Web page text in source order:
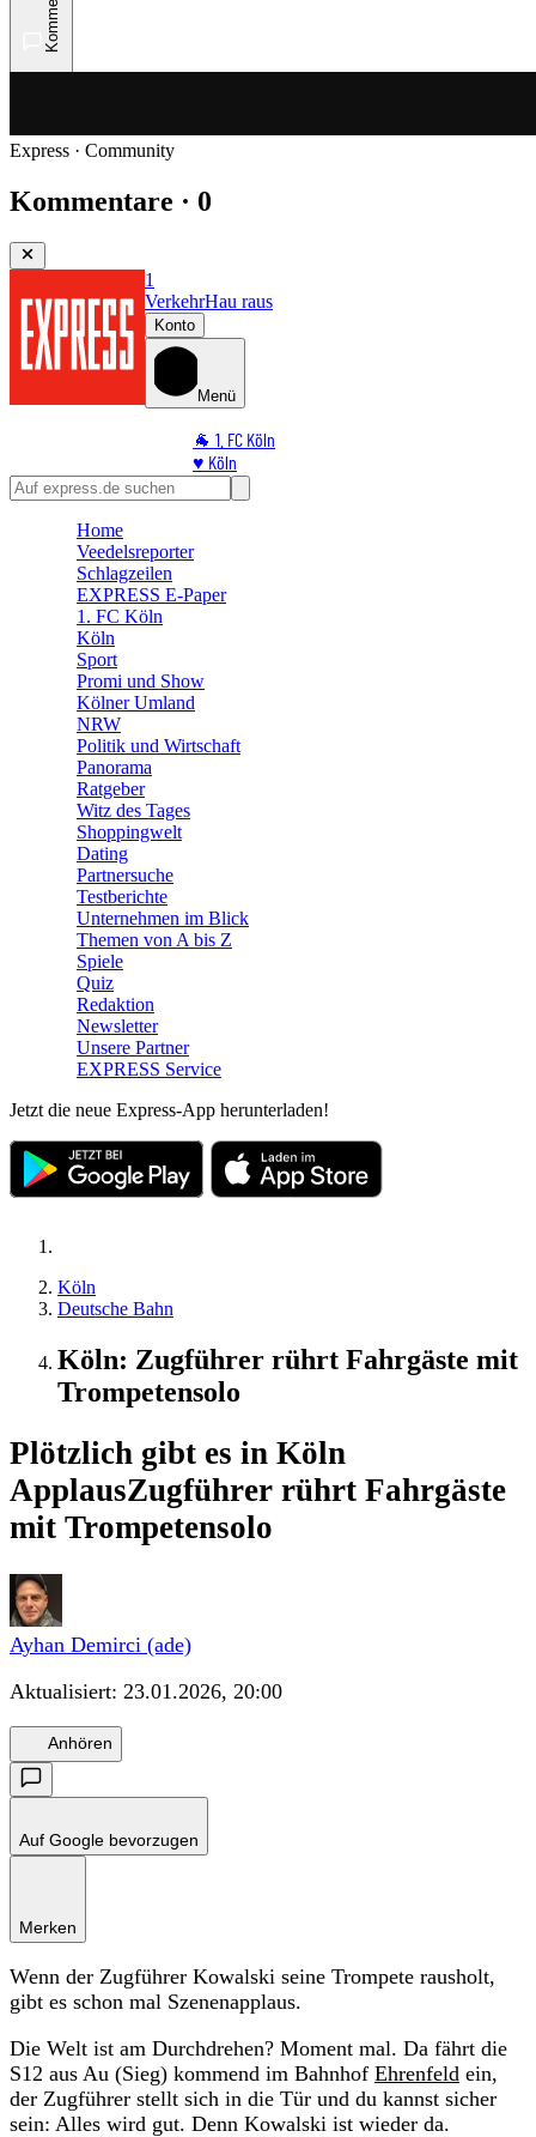
Express · Community
Kommentare · 0
1
VerkehrHau raus
Konto
Menü
🐐 1. FC Köln
♥️ Köln
⭐ Promi
🛒 Shoppingwelt
Home
Veedelsreporter
Schlagzeilen
EXPRESS E-Paper
1. FC Köln
Köln
Sport
Promi und Show
Kölner Umland
NRW
Politik und Wirtschaft
Panorama
Ratgeber
Witz des Tages
Shoppingwelt
Dating
Partnersuche
Testberichte
Unternehmen im Blick
Themen von A bis Z
Spiele
Quiz
Redaktion
Newsletter
Unsere Partner
EXPRESS Service
Jetzt die neue Express-App herunterladen!
Köln
Deutsche Bahn
Köln: Zugführer rührt Fahrgäste mit
Trompetensolo
Plötzlich gibt es in Köln
ApplausZugführer rührt Fahrgäste
mit Trompetensolo
Ayhan Demirci (ade)
Aktualisiert: 23.01.2026, 20:00
Anhören
Auf Google bevorzugen
Merken
Wenn der Zugführer Kowalski seine Trompete rausholt,
gibt es schon mal Szenenapplaus.
Die Welt ist am Durchdrehen? Moment mal. Da fährt die
S12 aus Au (Sieg) kommend im Bahnhof Ehrenfeld ein,
der Zugführer stellt sich in die Tür und du kannst sicher
sein: Alles wird gut. Denn Kowalski ist wieder da.